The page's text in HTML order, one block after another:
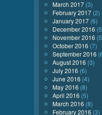
March 2017 (3)
February 2017 (2)
January 2017 (6)
December 2016
November 2016
October 2016 (7)
September 2016
August 2016 (3)
July 2016 (6)
June 2016 (4)
May 2016 (8)
April 2016 (5)
March 2016 (8)
February 2016 (3)